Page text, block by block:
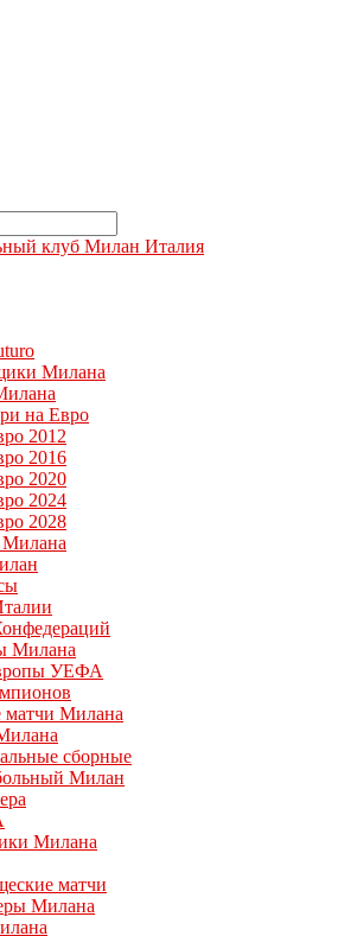
клуб Милан Италия
Милана
на Евро
2012
2016
2020
2024
2028
Милана
УЕФА
Милана
сборные
Милан
Милана
матчи
Милана